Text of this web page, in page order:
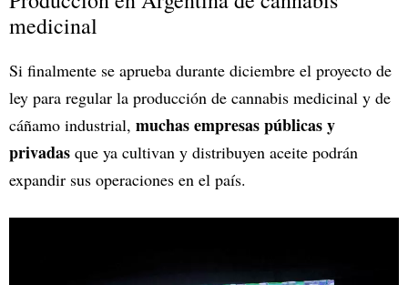
medicinal
Si finalmente se aprueba durante diciembre el proyecto de
ley para regular la producción de cannabis medicinal y de
cáñamo industrial, muchas empresas públicas y
privadas que ya cultivan y distribuyen aceite podrán
expandir sus operaciones en el país.